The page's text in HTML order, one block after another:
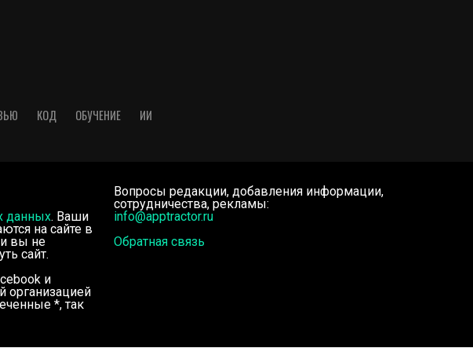
КОД ОБУЧЕНИЕ ИИ
данных. Ваши
на сайте в
вы не
сайт.
и
организацией
*, так
Вопросы редакции, добавления информации,
сотрудничества, рекламы:
info@apptractor.ru
Обратная связь